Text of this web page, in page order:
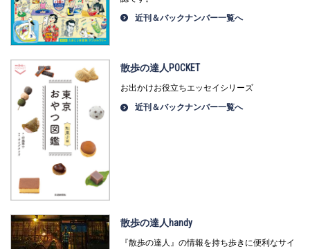
近刊＆バックナンバー一覧へ
散歩の達人POCKET
お出かけお役立ちエッセイシリーズ
近刊＆バックナンバー一覧へ
散歩の達人handy
『散歩の達人』の情報を持ち歩きに便利なサイ